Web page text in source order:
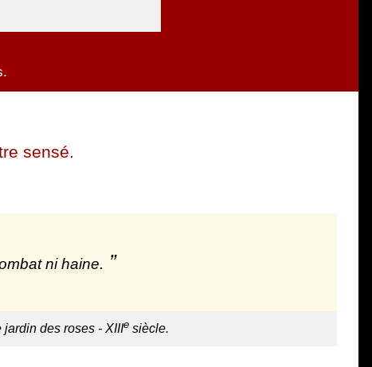
sensé.
ni haine.
des roses - XIIIe siècle.